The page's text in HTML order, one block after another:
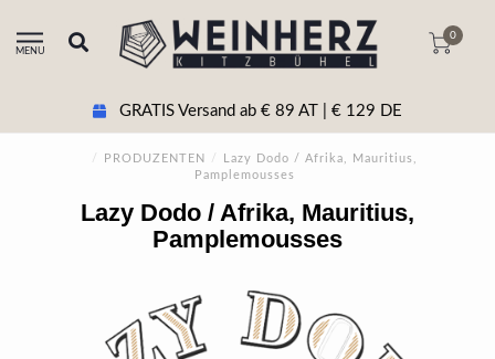
MENU
0
GRATIS Versand ab € 89 AT | € 129 DE
/ PRODUZENTEN /
Lazy Dodo / Afrika, Mauritius,
Pamplemousses
Lazy Dodo / Afrika, Mauritius,
Pamplemousses